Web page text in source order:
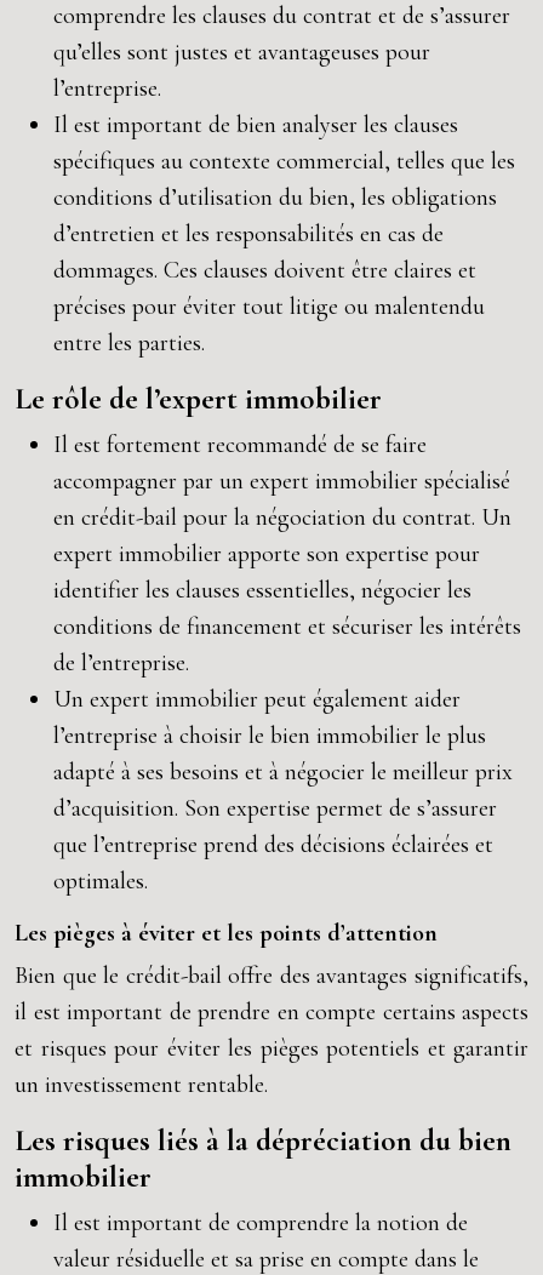
comprendre les clauses du contrat et de s’assurer
qu’elles sont justes et avantageuses pour
l’entreprise.
Il est important de bien analyser les clauses
spécifiques au contexte commercial, telles que les
conditions d’utilisation du bien, les obligations
d’entretien et les responsabilités en cas de
dommages. Ces clauses doivent être claires et
précises pour éviter tout litige ou malentendu
entre les parties.
Le rôle de l’expert immobilier
Il est fortement recommandé de se faire
accompagner par un expert immobilier spécialisé
en crédit-bail pour la négociation du contrat. Un
expert immobilier apporte son expertise pour
identifier les clauses essentielles, négocier les
conditions de financement et sécuriser les intérêts
de l’entreprise.
Un expert immobilier peut également aider
l’entreprise à choisir le bien immobilier le plus
adapté à ses besoins et à négocier le meilleur prix
d’acquisition. Son expertise permet de s’assurer
que l’entreprise prend des décisions éclairées et
optimales.
Les pièges à éviter et les points d’attention
Bien que le crédit-bail offre des avantages significatifs,
il est important de prendre en compte certains aspects
et risques pour éviter les pièges potentiels et garantir
un investissement rentable.
Les risques liés à la dépréciation du bien
immobilier
Il est important de comprendre la notion de
valeur résiduelle et sa prise en compte dans le